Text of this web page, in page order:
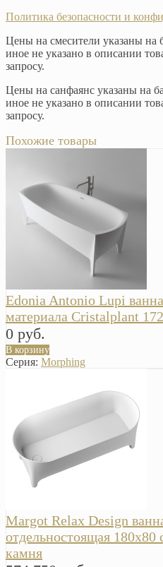
Политика безопасности и
Цены на смесители указаны на
иное не указано в описании
запросу.
Цены на санфаянс указаны на
иное не указано в описании
запросу.
Похожие товары
Edonia Antonio Lupi
материала Cristalplant
0 руб.
В корзину
Серия: Morphing
Margot Relax Design
отдельностоящая 180х80
камня